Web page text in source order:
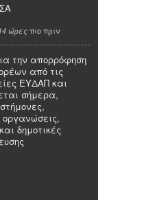
ώρες πιο πριν
την απορρόφηση
από τις
ΕΥΔΑΠ και
σήμερα,
οργανώσεις,
δημοτικές